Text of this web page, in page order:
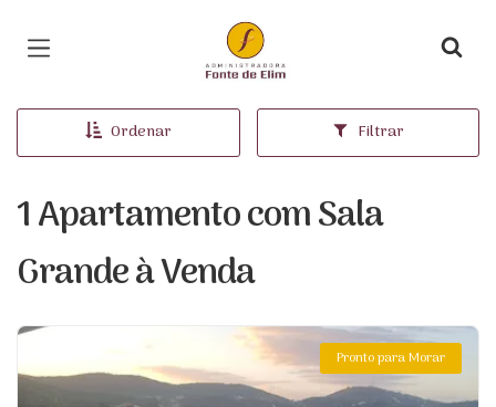
Página inicial
Ordenar Filtrar
1 Apartamento com Sala
Grande à Venda
Pronto para Morar